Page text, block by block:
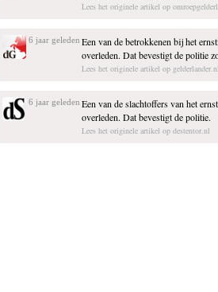
Lees het originele artikel op
6 jaar geleden Een van de betrokkenen bij het
overleden. Dat bevestigt de politie
Lees het originele artikel op gelderlander.nl
6 jaar geleden Een van de slachtoffers van het
overleden. Dat bevestigt de politie.
Lees het originele artikel op destentor.nl